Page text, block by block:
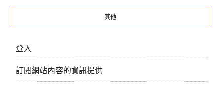
其他
登入
訂閱網站內容的資訊提供